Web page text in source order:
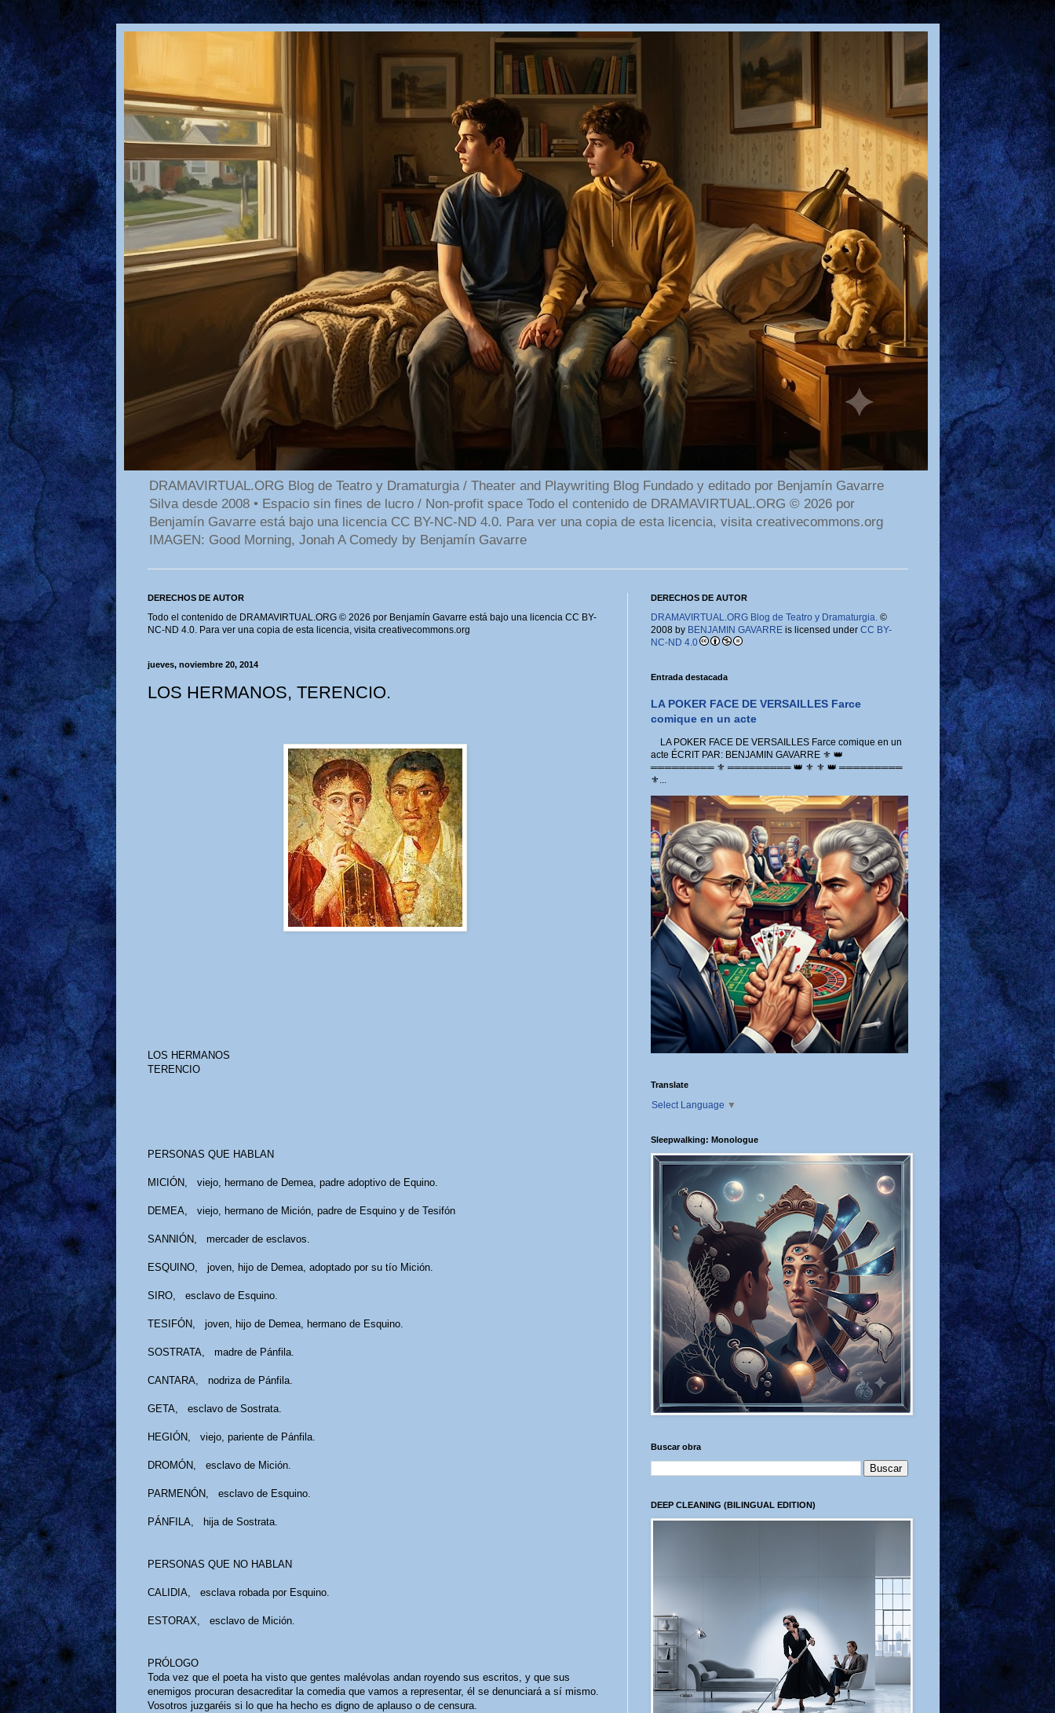
DRAMAVIRTUAL.ORG Blog de Teatro y Dramaturgia / Theater and Playwriting Blog Fundado y editado por Benjamín Gavarre
Silva desde 2008 • Espacio sin fines de lucro / Non-profit space Todo el contenido de DRAMAVIRTUAL.ORG © 2026 por
Benjamín Gavarre está bajo una licencia CC BY-NC-ND 4.0. Para ver una copia de esta licencia, visita creativecommons.org
IMAGEN: Good Morning, Jonah A Comedy by Benjamín Gavarre
DERECHOS DE AUTOR
Todo el contenido de DRAMAVIRTUAL.ORG © 2026 por Benjamín Gavarre está bajo una licencia CC BY-
NC-ND 4.0. Para ver una copia de esta licencia, visita creativecommons.org
jueves, noviembre 20, 2014
LOS HERMANOS, TERENCIO.
LOS HERMANOS
TERENCIO
PERSONAS QUE HABLAN
MICIÓN, viejo, hermano de Demea, padre adoptivo de Equino.
DEMEA, viejo, hermano de Mición, padre de Esquino y de Tesifón
SANNIÓN, mercader de esclavos.
ESQUINO, joven, hijo de Demea, adoptado por su tío Mición.
SIRO, esclavo de Esquino.
TESIFÓN, joven, hijo de Demea, hermano de Esquino.
SOSTRATA, madre de Pánfila.
CANTARA, nodriza de Pánfila.
GETA, esclavo de Sostrata.
HEGIÓN, viejo, pariente de Pánfila.
DROMÓN, esclavo de Mición.
PARMENÓN, esclavo de Esquino.
PÁNFILA, hija de Sostrata.
PERSONAS QUE NO HABLAN
CALIDIA, esclava robada por Esquino.
ESTORAX, esclavo de Mición.
PRÓLOGO
Toda vez que el poeta ha visto que gentes malévolas andan royendo sus escritos, y que sus
enemigos procuran desacreditar la comedia que vamos a representar, él se denunciará a sí mismo.
Vosotros juzgaréis si lo que ha hecho es digno de aplauso o de censura.
DERECHOS DE AUTOR
DRAMAVIRTUAL.ORG Blog de Teatro y Dramaturgia.©
2008 by BENJAMIN GAVARREis licensed under CC BY-
NC-ND 4.0
Entrada destacada
LA POKER FACE DE VERSAILLES Farce
comique en un acte
LA POKER FACE DE VERSAILLES Farce comique en un
acte ÉCRIT PAR: BENJAMIN GAVARRE ⚜️ 👑
═════════ ⚜️ ═════════ 👑 ⚜️ ⚜️ 👑 ═════════
⚜...
Translate
Select Language ▼
Sleepwalking: Monologue
Buscar obra
DEEP CLEANING (BILINGUAL EDITION)